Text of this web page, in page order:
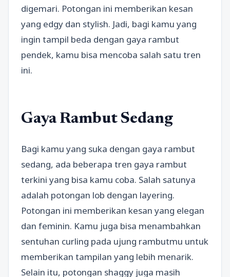
digemari. Potongan ini memberikan kesan
yang edgy dan stylish. Jadi, bagi kamu yang
ingin tampil beda dengan gaya rambut
pendek, kamu bisa mencoba salah satu tren
ini.
Gaya Rambut Sedang
Bagi kamu yang suka dengan gaya rambut
sedang, ada beberapa tren gaya rambut
terkini yang bisa kamu coba. Salah satunya
adalah potongan lob dengan layering.
Potongan ini memberikan kesan yang elegan
dan feminin. Kamu juga bisa menambahkan
sentuhan curling pada ujung rambutmu untuk
memberikan tampilan yang lebih menarik.
Selain itu, potongan shaggy juga masih